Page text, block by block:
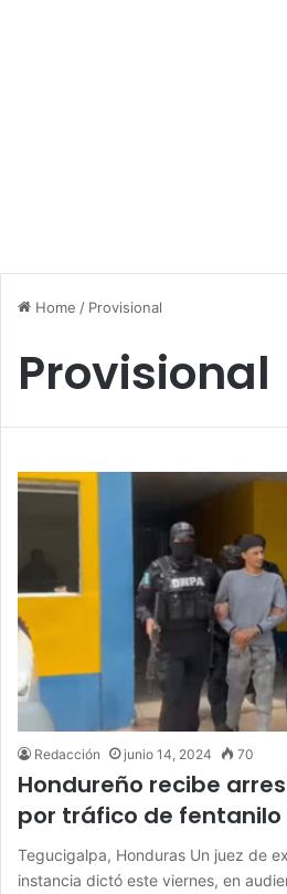
Home / Provisional
Provisional
Redacción junio 14, 2024 70
Hondureño recibe
por tráfico de fentanilo
Tegucigalpa, Honduras Un juez de
instancia dictó este viernes, en